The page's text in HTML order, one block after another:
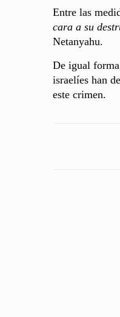
Entre las
cara a su
Netanyahu.
De igual
israelíes han
este crimen.